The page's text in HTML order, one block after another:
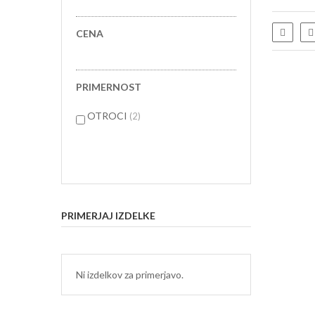
Seznam
CENA
PRIMERNOST
OTROCI 2predmetov
PRIMERJAJ IZDELKE
Ni izdelkov za primerjavo.